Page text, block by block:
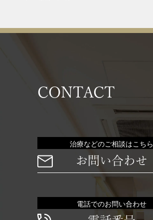
CONTACT
治療などのご相談はこちら
お問い合わせ
電話でのお問い合わせ